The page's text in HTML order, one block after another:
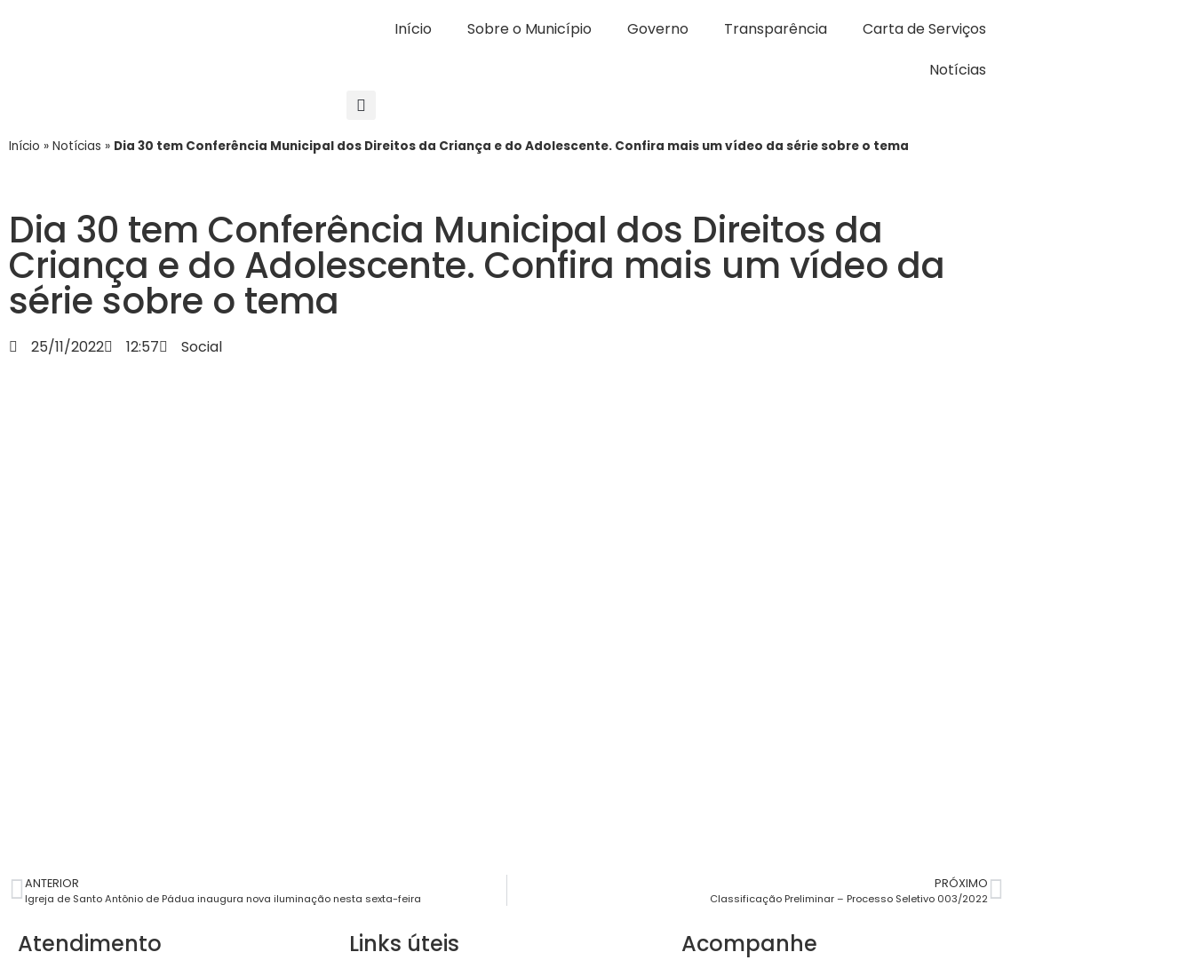
Início Sobre o Município Governo Transparência
Carta de Serviços
Notícias
Início » Notícias » Dia 30 tem Conferência Municipal dos Direitos da Criança e do Adolescente. Confira mais um vídeo da série sobre o tema
Dia 30 tem Conferência Municipal dos Direitos da
Criança e do Adolescente. Confira mais um vídeo da
série sobre o tema
25/11/2022 12:57 Social
ANTERIOR
Igreja de Santo Antônio de Pádua inaugura nova iluminação nesta sexta-feira
PRÓXIMO
Classificação Preliminar – Processo Seletivo 003/2022
Atendimento Links úteis Acompanhe